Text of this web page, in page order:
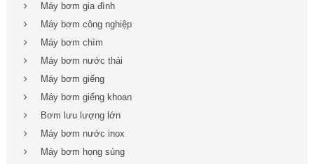
Máy bơm gia đình
Máy bơm công nghiệp
Máy bơm chìm
Máy bơm nước thải
Máy bơm giếng
Máy bơm giếng khoan
Bơm lưu lượng lớn
Máy bơm nước inox
Máy bơm họng súng